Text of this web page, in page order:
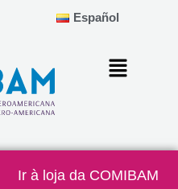
Español
Ir à loja da COMIBAM